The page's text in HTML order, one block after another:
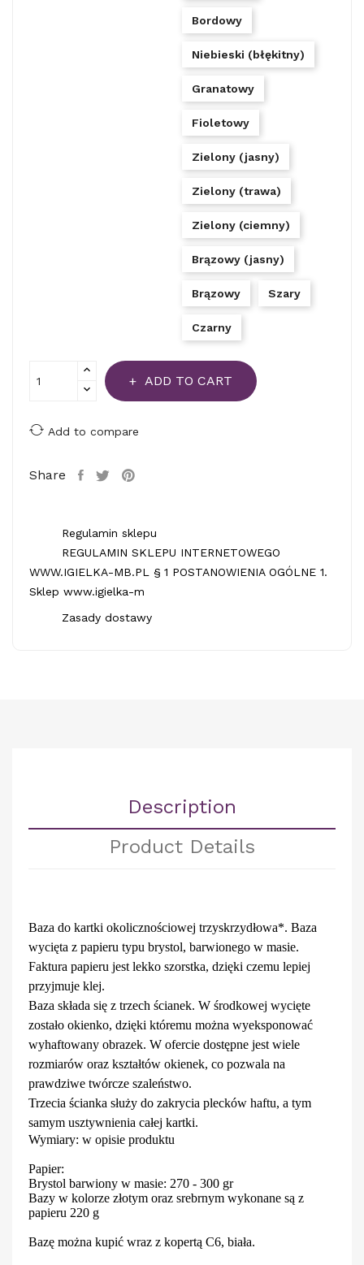
Bordowy
Niebieski (błękitny)
Granatowy
Fioletowy
Zielony (jasny)
Zielony (trawa)
Zielony (ciemny)
Brązowy (jasny)
Brązowy Szary
Czarny
ADD TO CART
Add to compare
Share
Regulamin sklepu
REGULAMIN SKLEPU INTERNETOWEGO
WWW.IGIELKA-MB.PL § 1 POSTANOWIENIA OGÓLNE 1.
Sklep www.igielka-m
Zasady dostawy
Description
Product Details
Baza do kartki okolicznościowej trzyskrzydłowa*. Baza
wycięta z papieru typu brystol, barwionego w masie.
Faktura papieru jest lekko szorstka, dzięki czemu lepiej
przyjmuje klej.
Baza składa się z trzech ścianek. W środkowej wycięte
zostało okienko, dzięki któremu można wyeksponować
wyhaftowany obrazek. W ofercie dostępne jest wiele
rozmiarów oraz kształtów okienek, co pozwala na
prawdziwe twórcze szaleństwo.
Trzecia ścianka służy do zakrycia plecków haftu, a tym
samym usztywnienia całej kartki.
Wymiary: w opisie produktu
Papier:
Brystol barwiony w masie: 270 - 300 gr
Bazy w kolorze złotym oraz srebrnym wykonane są z
papieru 220 g
Bazę można kupić wraz z kopertą C6, biała.